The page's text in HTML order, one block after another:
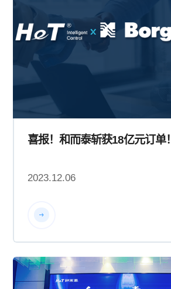
喜报！和而泰斩获18亿元订单！
2023.12.06